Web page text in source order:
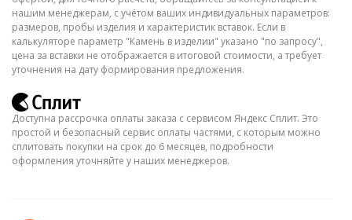
нашим менеджерам, с учётом ваших индивидуальных параметров:
размеров, пробы изделия и характеристик вставок. Если в
калькуляторе параметр "Камень в изделии" указано "по запросу",
цена за вставки не отображается в итоговой стоимости, а требует
уточнения на дату формирования предложения.
Доступна рассрочка оплаты заказа с сервисом Яндекс Сплит. Это
простой и безопасный сервис оплаты частями, с которым можно
сплитовать покупки на срок до 6 месяцев, подробности
оформления уточняйте у наших менеджеров.